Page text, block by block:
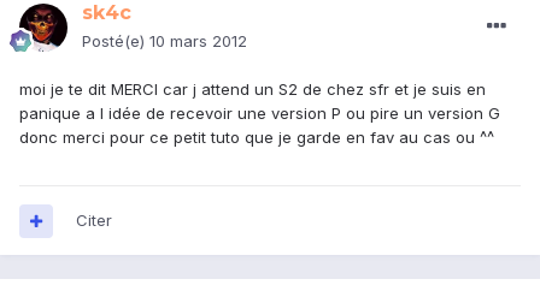
sk4c
Posté(e) 10 mars 2012
moi je te dit MERCI car j attend un S2 de chez sfr et je suis en
panique a l idée de recevoir une version P ou pire un version G
donc merci pour ce petit tuto que je garde en fav au cas ou ^^
Citer